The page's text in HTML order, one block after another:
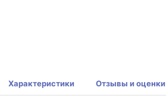
Характеристики Отзывы и оценки